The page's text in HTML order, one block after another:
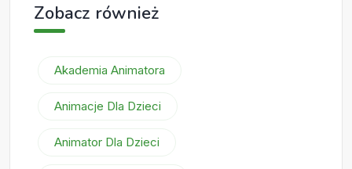
Zobacz również
Akademia Animatora
Animacje Dla Dzieci
Animator Dla Dzieci